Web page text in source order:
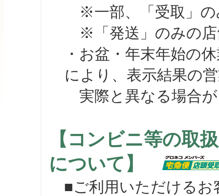
※一部、「受取」の
※「発送」のみの店
・お盆・年末年始の
により、表示結果の
実際と異なる場合が
【コンビニ等の取
について】
■ご利用いただけるお